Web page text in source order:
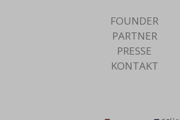
FOUNDER
PARTNER
PRESSE
KONTAKT